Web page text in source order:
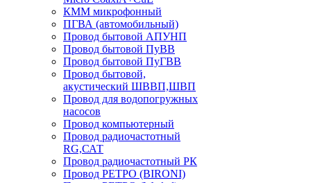
КММ микрофонный
ПГВА (автомобильный)
Провод бытовой АПУНП
Провод бытовой ПуВВ
Провод бытовой ПуГВВ
Провод бытовой,
акустический ШВВП,ШВП
Провод для водопогружных
насосов
Провод компьютерный
Провод радиочастотный
RG,САТ
Провод радиочастотный РК
Провод РЕТРО (BIRONI)